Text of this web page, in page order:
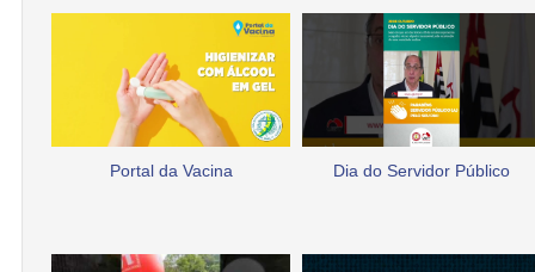
Portal da Vacina Dia do Servidor Público